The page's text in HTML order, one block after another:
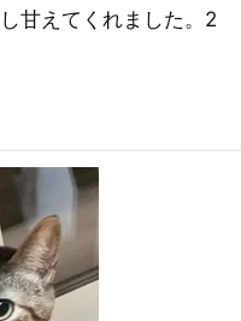
甘えてくれました。2